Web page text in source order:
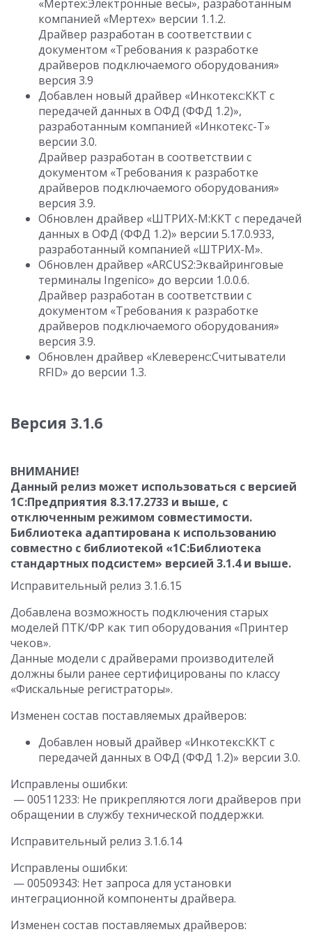
«Мертех:Электронные весы», разработанным
компанией «Мертех» версии 1.1.2.
Драйвер разработан в соответствии с
документом «Требования к разработке
драйверов подключаемого оборудования»
версия 3.9
Добавлен новый драйвер «Инкотекс:ККТ с
передачей данных в ОФД (ФФД 1.2)»,
разработанным компанией «Инкотекс-Т»
версии 3.0.
Драйвер разработан в соответствии с
документом «Требования к разработке
драйверов подключаемого оборудования»
версия 3.9.
Обновлен драйвер «ШТРИХ-М:ККТ с передачей
данных в ОФД (ФФД 1.2)» версии 5.17.0.933,
разработанный компанией «ШТРИХ-М».
Обновлен драйвер «ARCUS2:Эквайринговые
терминалы Ingenico» до версии 1.0.0.6.
Драйвер разработан в соответствии с
документом «Требования к разработке
драйверов подключаемого оборудования»
версия 3.9.
Обновлен драйвер «Клеверенс:Считыватели
RFID» до версии 1.3.
Версия 3.1.6
ВНИМАНИЕ!
Данный релиз может использоваться с версией
1С:Предприятия 8.3.17.2733 и выше, с
отключенным режимом совместимости.
Библиотека адаптирована к использованию
совместно с библиотекой «1С:Библиотека
стандартных подсистем» версией 3.1.4 и выше.
Исправительный релиз 3.1.6.15
Добавлена возможность подключения старых
моделей ПТК/ФР как тип оборудования «Принтер
чеков».
Данные модели с драйверами производителей
должны были ранее сертифицированы по классу
«Фискальные регистраторы».
Изменен состав поставляемых драйверов:
Добавлен новый драйвер «Инкотекс:ККТ с
передачей данных в ОФД (ФФД 1.2)» версии 3.0.
Исправлены ошибки:
— 00511233: Не прикрепляются логи драйверов при
обращении в службу технической поддержки.
Исправительный релиз 3.1.6.14
Исправлены ошибки:
— 00509343: Нет запроса для установки
интеграционной компоненты драйвера.
Изменен состав поставляемых драйверов: